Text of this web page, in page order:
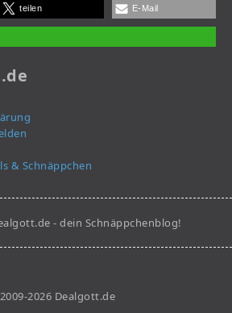
teilen E-Mail
& Schnäppchen
- dein Schnäppchenblog!
2026 Dealgott.de